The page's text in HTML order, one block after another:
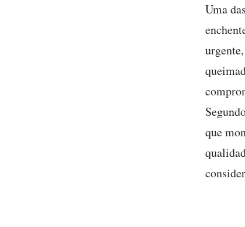
Uma
que